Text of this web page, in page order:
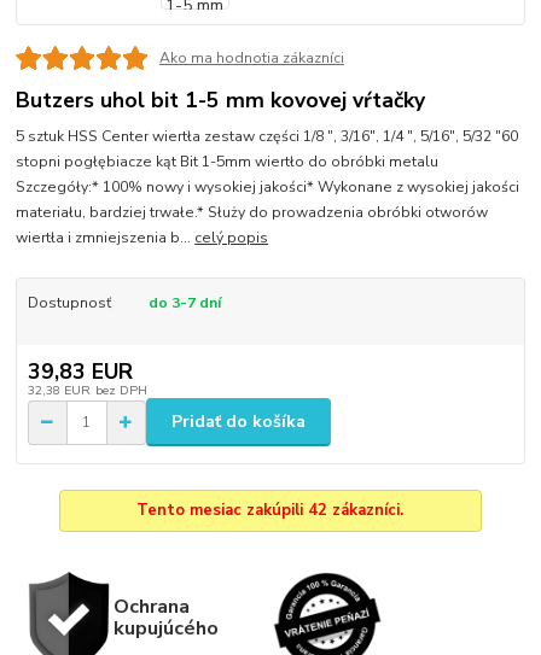
Ako ma hodnotia zákazníci
Butzers uhol bit 1-5 mm kovovej vŕtačky
5 sztuk HSS Center wiertła zestaw części 1/8 ", 3/16", 1/4 ", 5/16", 5/32 "60
stopni pogłębiacze kąt Bit 1-5mm wiertło do obróbki metalu
Szczegóły:* 100% nowy i wysokiej jakości* Wykonane z wysokiej jakości
materiału, bardziej trwałe.* Służy do prowadzenia obróbki otworów
wiertła i zmniejszenia b... celý popis
Dostupnosť do 3-7 dní
39,83 EUR
32,38 EUR bez DPH
Pridať do košíka
Tento mesiac zakúpili 42 zákazníci.
Ochrana
kupujúcého